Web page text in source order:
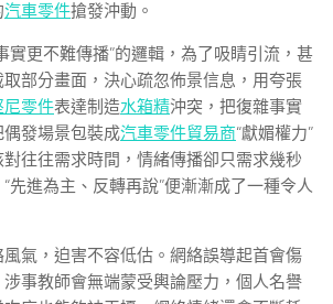
汽車零件搶發沖動。
實更不難傳播”的邏輯，為了吸睛引流，甚
取部分畫面，決心疏忽佈景信息，用夸張
尼零件表達制造水箱精沖突，把復雜事實
發場景包裝成汽車零件貿易商“獻媚權力”
往往需求時間，情緒傳播卻只需求幾秒
“先進為主、反轉再說”便漸漸成了一種令人
氣，迫害不容低估。網絡誤導起首會傷
事教師會無端蒙受輿論壓力，個人名譽